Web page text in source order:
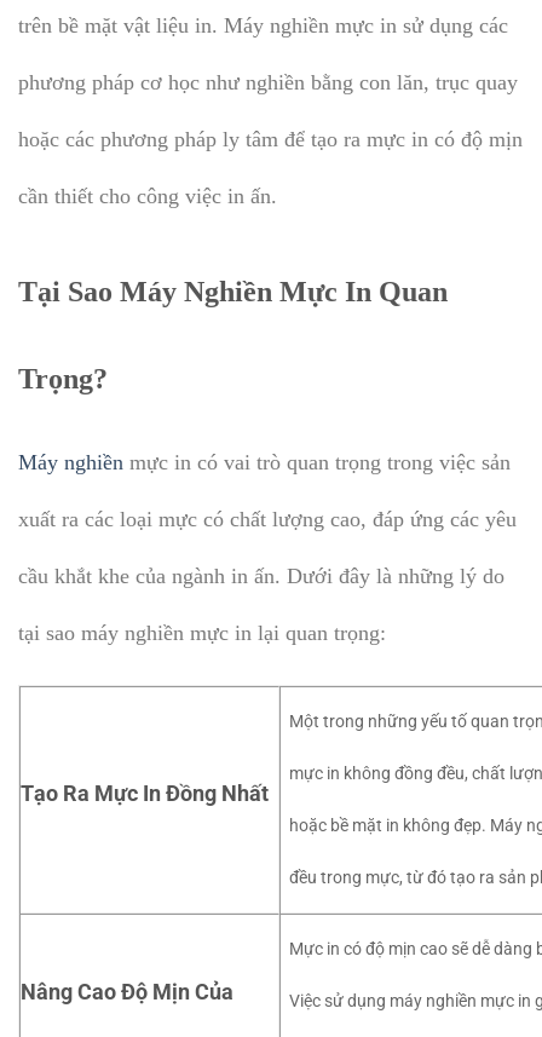
trên bề mặt vật liệu in. Máy nghiền mực in sử dụng các
phương pháp cơ học như nghiền bằng con lăn, trục quay
hoặc các phương pháp ly tâm để tạo ra mực in có độ mịn
cần thiết cho công việc in ấn.
Tại Sao Máy Nghiền Mực In Quan
Trọng?
Máy nghiền mực in có vai trò quan trọng trong việc sản
xuất ra các loại mực có chất lượng cao, đáp ứng các yêu
cầu khắt khe của ngành in ấn. Dưới đây là những lý do
tại sao máy nghiền mực in lại quan trọng:
Tạo Ra Mực In Đồng Nhất
Một trong những yếu tố quan
mực in không đồng đều, chất
hoặc bề mặt in không đẹp. Máy
đều trong mực, từ đó tạo ra sản
Nâng Cao Độ Mịn Của
Mực in có độ mịn cao sẽ dễ
Việc sử dụng máy nghiền mực in